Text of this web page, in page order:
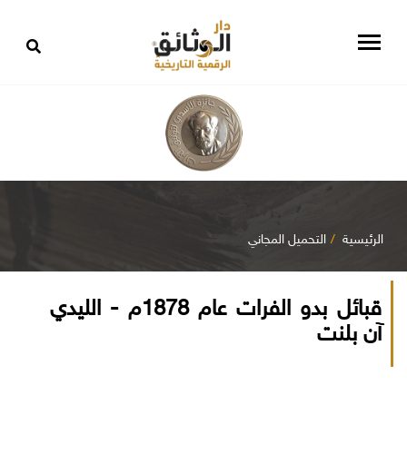
الرئيسية التحميل المجاني
قبائل بدو الفرات عام 1878م - الليدي
آن بلنت